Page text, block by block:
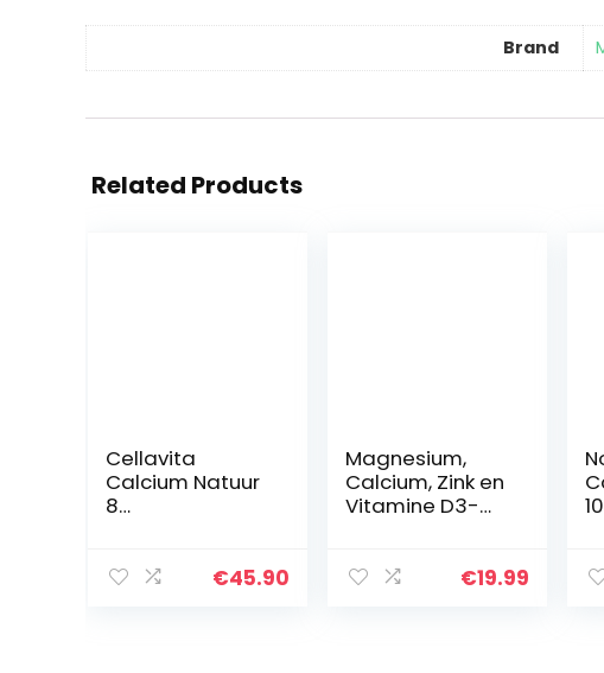
Brand
Related Products
Cellavita
Calcium Natuur
8
Calcium &
€45.90
Magnesium,
Calcium, Zink en
Vitamine D3-
meer dan 1 jaar
€19.99